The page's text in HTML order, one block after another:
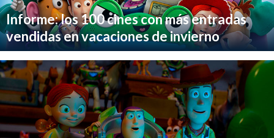
Informe: los 100 cines con más entradas
vendidas en vacaciones de invierno